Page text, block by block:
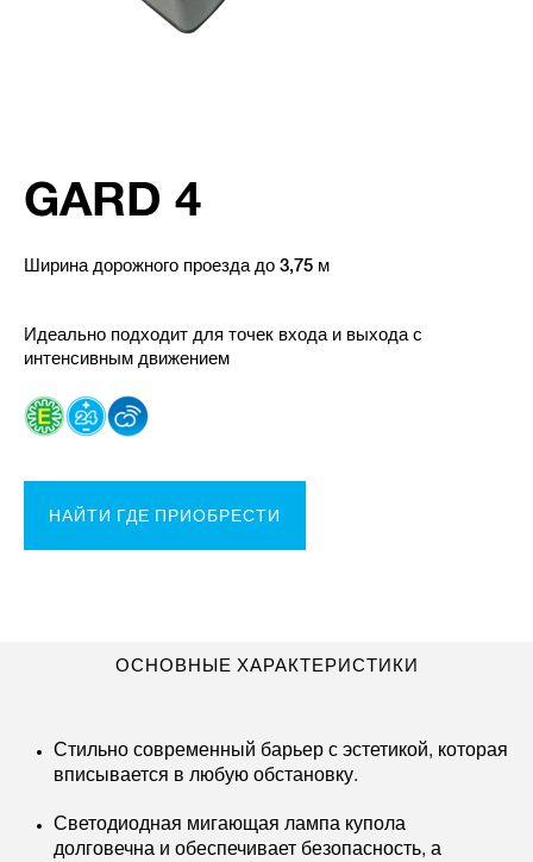
GARD 4
Ширина дорожного проезда до 3,75 м
Идеально подходит для точек входа и выхода с
интенсивным движением
НАЙТИ ГДЕ ПРИОБРЕСТИ
ОСНОВНЫЕ ХАРАКТЕРИСТИКИ
Стильно современный барьер с эстетикой, которая
вписывается в любую обстановку.
Светодиодная мигающая лампа купола
долговечна и обеспечивает безопасность, а